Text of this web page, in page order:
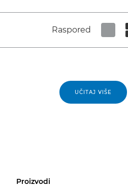
Raspored
UČITAJ VIŠE
Proizvodi